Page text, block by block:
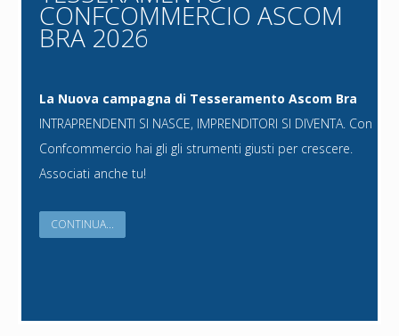
CONFCOMMERCIO ASCOM
BRA 2026
La Nuova campagna di Tesseramento Ascom Bra
INTRAPRENDENTI SI NASCE, IMPRENDITORI SI DIVENTA. Con
Confcommercio hai gli gli strumenti giusti per crescere.
Associati anche tu!
CONTINUA...